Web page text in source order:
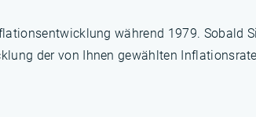
während 1979. Sobald
der von Ihnen gewählten Inflationsrate